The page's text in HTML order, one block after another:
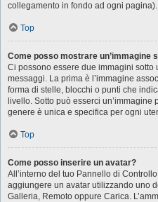
collegamento in fondo ad ogni pagina).
Top
Come posso mostrare un’immagine
Ci possono essere due immagini
messaggi. La prima è l’immagine
forma di stelle, blocchi o punti che
livello. Sotto può esserci
genere è unica e specifica per ogni
Top
Come posso inserire un avatar?
All’interno del tuo Pannello di
aggiungere un avatar utilizzando uno
Galleria, Remoto oppure Carica.